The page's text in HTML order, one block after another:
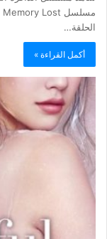
الحلقة…
أكمل القراءة »